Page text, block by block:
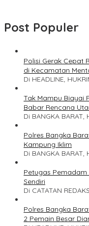
Post Populer
Polisi Gerak Cepat
di Kecamatan
Di HEADLINE,
Tak Mampu Biayai
Babar Rencana
Di BANGKA BARAT,
Polres Bangka
Kampung Iklim
Di BANGKA BARAT,
Petugas
Sendiri
Di CATATAN
Polres Bangka
2 Pemain Besar